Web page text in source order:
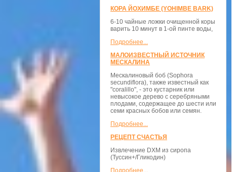
КОРА ЙОХИМБЕ (YOHIMBE BARK)
6-10 чайные ложки очищенной коры
варить 10 минут в 1-ой пинте воды,
Подробнее...
МАЛОИЗВЕСТНЫЙ ИСТОЧНИК
МЕСКАЛИНА
Мескалиновый боб (Sophora
secundiflora), также известный как
"coralillo", - это кустарник или
невысокое дерево с серебряными
плодами, содержащее до шести или
семи красных бобов или семян.
Подробнее...
РЕЦЕПТ СЧАСТЬЯ
Извлечение DXM из сиропа
(Туссин+/Гликодин)
Подробнее...